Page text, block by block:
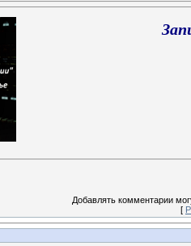
Добавлять комментарии
[